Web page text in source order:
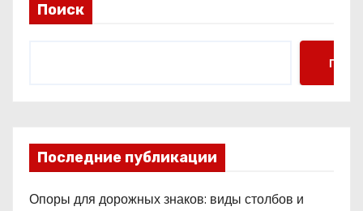
Поиск
Поиск
Последние публикации
Опоры для дорожных знаков: виды столбов и